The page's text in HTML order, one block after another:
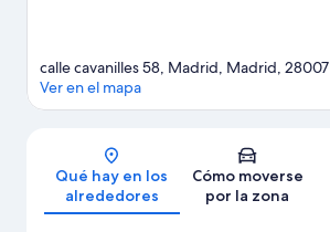
Mapa
calle cavanilles 58, Madrid, Madrid, 28007
Ver en el mapa
Qué hay en los
alrededores
Cómo moverse
por la zona